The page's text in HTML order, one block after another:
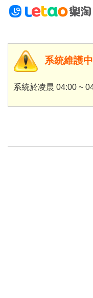
系統維護中
系統於凌晨 04:00 ~